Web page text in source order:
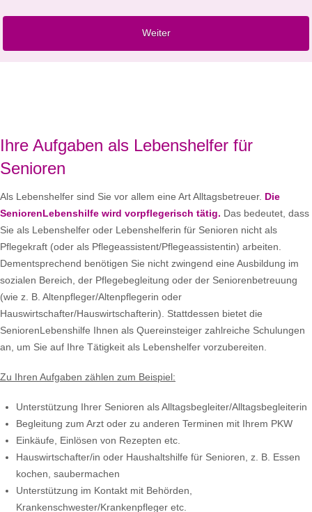
Ihre Aufgaben als Lebenshelfer für
Senioren
Als Lebenshelfer sind Sie vor allem eine Art Alltagsbetreuer. Die
SeniorenLebenshilfe wird vorpflegerisch tätig. Das bedeutet, dass
Sie als Lebenshelfer oder Lebenshelferin für Senioren nicht als
Pflegekraft (oder als Pflegeassistent/Pflegeassistentin) arbeiten.
Dementsprechend benötigen Sie nicht zwingend eine Ausbildung im
sozialen Bereich, der Pflegebegleitung oder der Seniorenbetreuung
(wie z. B. Altenpfleger/Altenpflegerin oder
Hauswirtschafter/Hauswirtschafterin). Stattdessen bietet die
SeniorenLebenshilfe Ihnen als Quereinsteiger zahlreiche Schulungen
an, um Sie auf Ihre Tätigkeit als Lebenshelfer vorzubereiten.
Zu Ihren Aufgaben zählen zum Beispiel:
Unterstützung Ihrer Senioren als Alltagsbegleiter/Alltagsbegleiterin
Begleitung zum Arzt oder zu anderen Terminen mit Ihrem PKW
Einkäufe, Einlösen von Rezepten etc.
Hauswirtschafter/in oder Haushaltshilfe für Senioren, z. B. Essen
kochen, saubermachen
Unterstützung im Kontakt mit Behörden,
Krankenschwester/Krankenpfleger etc.